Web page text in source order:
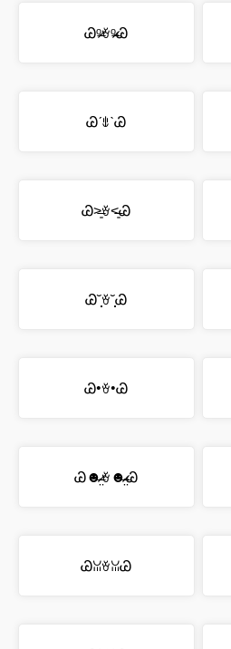
Ꮚᵒ̴̶̷ꈊᵒ̴̶̷Ꮚ
ᏊˊꍓˋᏊ
Ꮚ˃̶͈ꈊ˂̶͈Ꮚ
Ꮚ˘̩̩̩ꈊ˘̩̩̩Ꮚ
Ꮚ•ꈊ•Ꮚ
Ꮚ☻̴̶̷̤ꈊ☻̴̶̷̤Ꮚ
ᏊꈍꈊꈍᏊ